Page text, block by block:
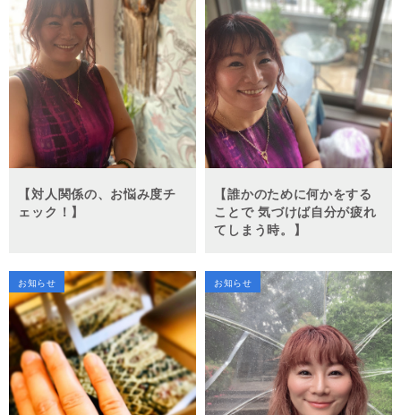
【対人関係の、お悩み度チ
ェック！】
【誰かのために何かをする
ことで 気づけば自分が疲れ
てしまう時。】
お知らせ お知らせ